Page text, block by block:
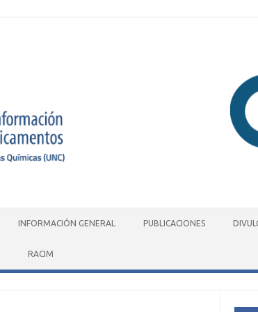
INFORMACIÓN GENERAL PUBLICACIONES
RACIM